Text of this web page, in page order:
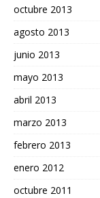
octubre 2013
agosto 2013
junio 2013
mayo 2013
abril 2013
marzo 2013
febrero 2013
enero 2012
octubre 2011